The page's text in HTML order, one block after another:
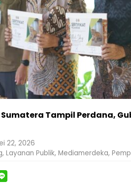
Tampil Perdana,
22, 2026
, Layanan Publik, Mediamerdeka,